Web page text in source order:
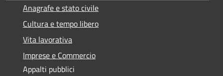
Anagrafe e stato civile
Cultura e tempo libero
Vita lavorativa
Imprese e Commercio
Appalti pubblici